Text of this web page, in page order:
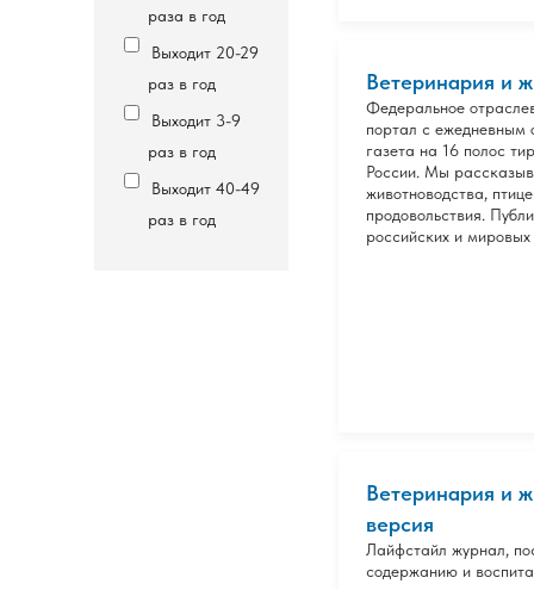
раза в год
Выходит 20-29
раз в год
Выходит 3-9
раз в год
Выходит 40-49
раз в год
Ветеринария и
Федеральное
портал с ежедневным
газета на 16 полос
России. Мы
животноводства,
продовольствия.
российских и мировых
Ветеринария и
версия
Лайфстайл журнал,
содержанию и